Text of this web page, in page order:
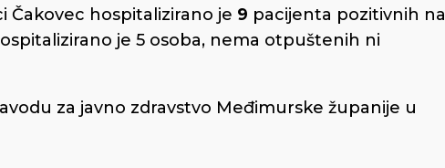
Čakovec hospitalizirano je 9 pacijenta pozitivnih na
je 5 osoba, nema otpuštenih ni
za javno zdravstvo Međimurske županije u